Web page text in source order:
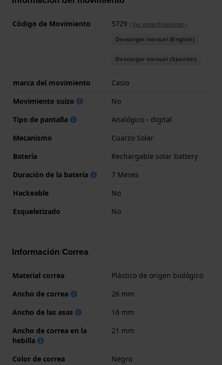
Código de Movimiento 5729 ( Ver especificaciones )
Descargar manual (English)
Descargar manual (Spanish)
marca del movimiento
Casio
Movimiento suizo
No
Tipo de pantalla
Analógico - digital
Mecanismo
Cuarzo Solar
Batería
Rechargable solar battery
Duración de la batería
7 Meses
Hackeable
No
Esqueletizado
No
Información Correa
Material correa
Plástico de origen biológico
Ancho de correa
26 mm
Ancho de las asas
16 mm
Ancho de correa en la
hebilla
21 mm
Color de correa Negro